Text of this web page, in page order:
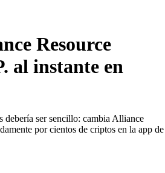
Resource
al instante en
debería ser sencillo: cambia Alliance
por cientos de criptos en la app de